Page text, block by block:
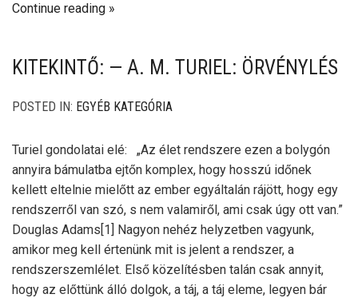
Continue reading
KITEKINTŐ: — A. M. TURIEL: ÖRVÉNYLÉS
POSTED IN: EGYÉB KATEGÓRIA
Turiel gondolatai elé: „Az élet rendszere ezen a bolygón
annyira bámulatba ejtőn komplex, hogy hosszú időnek
kellett eltelnie mielőtt az ember egyáltalán rájött, hogy egy
rendszerről van szó, s nem valamiről, ami csak úgy ott van.”
Douglas Adams[1] Nagyon nehéz helyzetben vagyunk,
amikor meg kell értenünk mit is jelent a rendszer, a
rendszerszemlélet. Első közelítésben talán csak annyit,
hogy az előttünk álló dolgok, a táj, a táj eleme, legyen bár